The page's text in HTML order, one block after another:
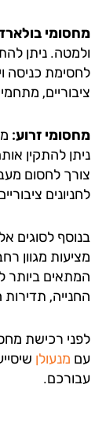
בולארד:
ניתן להתקין
כניסה
מתחמי
זרוע:
להתקין אותם
לחסום מעבר
ציבוריים,
לסוגים אלו,
מגוון רחב
ביותר
תדירות
רכישת מחסום
מנעולןשיסייע